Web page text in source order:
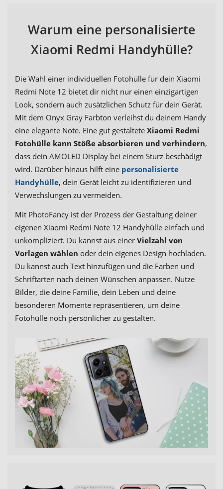
Warum eine personalisierte
Xiaomi Redmi Handyhülle?
Die Wahl einer individuellen Fotohülle für dein Xiaomi
Redmi Note 12 bietet dir nicht nur einen einzigartigen
Look, sondern auch zusätzlichen Schutz für dein Gerät.
Mit dem Onyx Gray Farbton verleihst du deinem Handy
eine elegante Note. Eine gut gestaltete Xiaomi Redmi
Fotohülle kann Stöße absorbieren und verhindern,
dass dein AMOLED Display bei einem Sturz beschädigt
wird. Darüber hinaus hilft eine personalisierte
Handyhülle, dein Gerät leicht zu identifizieren und
Verwechslungen zu vermeiden.
Mit PhotoFancy ist der Prozess der Gestaltung deiner
eigenen Xiaomi Redmi Note 12 Handyhülle einfach und
unkompliziert. Du kannst aus einer Vielzahl von
Vorlagen wählen oder dein eigenes Design hochladen.
Du kannst auch Text hinzufügen und die Farben und
Schriftarten nach deinen Wünschen anpassen. Nutze
Bilder, die deine Familie, dein Leben und deine
besonderen Momente repräsentieren, um deine
Fotohülle noch persönlicher zu gestalten.